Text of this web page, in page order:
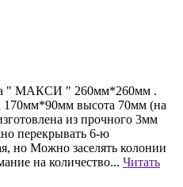
" МАКСИ " 260мм*260мм .
высота 70мм (на
из прочного 3мм
перекрывать 6-ю
но Можно заселять колонии
на количество... Читать